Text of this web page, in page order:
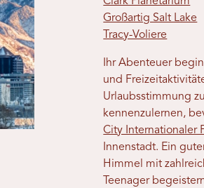
Großartig Salt Lake
Tracy-Voliere
Ihr Abenteuer
und
Urlaubsstimmung
kennenzulernen,
City Internationaler
Innenstadt. Ein
Himmel mit
Teenager